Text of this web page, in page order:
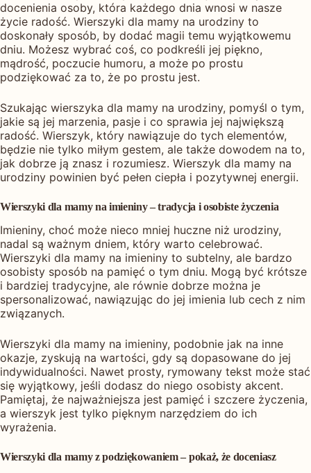
docenienia osoby, która każdego dnia wnosi w nasze
życie radość. Wierszyki dla mamy na urodziny to
doskonały sposób, by dodać magii temu wyjątkowemu
dniu. Możesz wybrać coś, co podkreśli jej piękno,
mądrość, poczucie humoru, a może po prostu
podziękować za to, że po prostu jest.
Szukając wierszyka dla mamy na urodziny, pomyśl o tym,
jakie są jej marzenia, pasje i co sprawia jej największą
radość. Wierszyk, który nawiązuje do tych elementów,
będzie nie tylko miłym gestem, ale także dowodem na to,
jak dobrze ją znasz i rozumiesz. Wierszyk dla mamy na
urodziny powinien być pełen ciepła i pozytywnej energii.
Wierszyki dla mamy na imieniny – tradycja i osobiste życzenia
Imieniny, choć może nieco mniej huczne niż urodziny,
nadal są ważnym dniem, który warto celebrować.
Wierszyki dla mamy na imieniny to subtelny, ale bardzo
osobisty sposób na pamięć o tym dniu. Mogą być krótsze
i bardziej tradycyjne, ale równie dobrze można je
spersonalizować, nawiązując do jej imienia lub cech z nim
związanych.
Wierszyki dla mamy na imieniny, podobnie jak na inne
okazje, zyskują na wartości, gdy są dopasowane do jej
indywidualności. Nawet prosty, rymowany tekst może stać
się wyjątkowy, jeśli dodasz do niego osobisty akcent.
Pamiętaj, że najważniejsza jest pamięć i szczere życzenia,
a wierszyk jest tylko pięknym narzędziem do ich
wyrażenia.
Wierszyki dla mamy z podziękowaniem – pokaż, że doceniasz